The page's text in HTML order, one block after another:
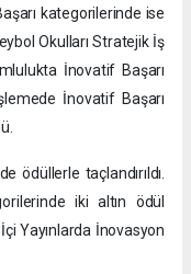
kategorilerinde ise
Okulları Stratejik İş
İnovatif Başarı
İnovatif Başarı
ödüllerle taçlandırıldı.
iki altın ödül
Yayınlarda İnovasyon